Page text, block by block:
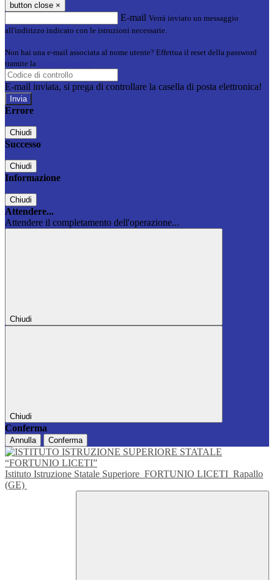
button close ×
E-mail Verrà inviato un messaggio
all'indirizzo indicato con le istruzioni necessarie.
Non hai una e-mail associata al nome utente? Effettua il reset della password
tramite la
E-mail inviata, si prega di controllare la casella di posta elettronica!
Errore
Chiudi
Successo
Chiudi
Informazione
Chiudi
Attendere...
Attendere il completamento dell'operazione...
Chiudi
Chiudi
Conferma
Annulla Conferma
Istituto Istruzione Statale Superiore FORTUNIO LICETI Rapallo
(GE)